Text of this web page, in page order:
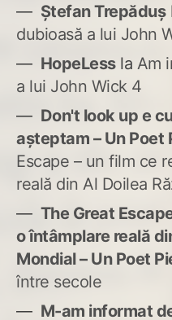
Ștefan Trepăduș
dubioasă a lui John
HopeLessla Am
a lui John Wick 4
Don't look up e
așteptam – Un Poet
Escape – un film ce
reală din Al Doilea
The Great
o întâmplare reală
Mondial – Un Poet
între secole
M-am informat